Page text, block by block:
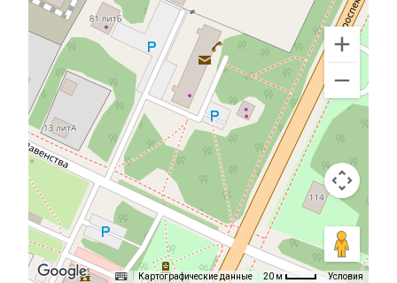
Картографические данные 20 м Условия